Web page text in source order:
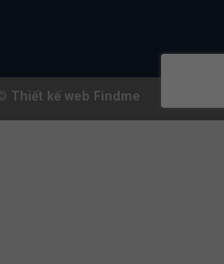
Thiết kế web Findme